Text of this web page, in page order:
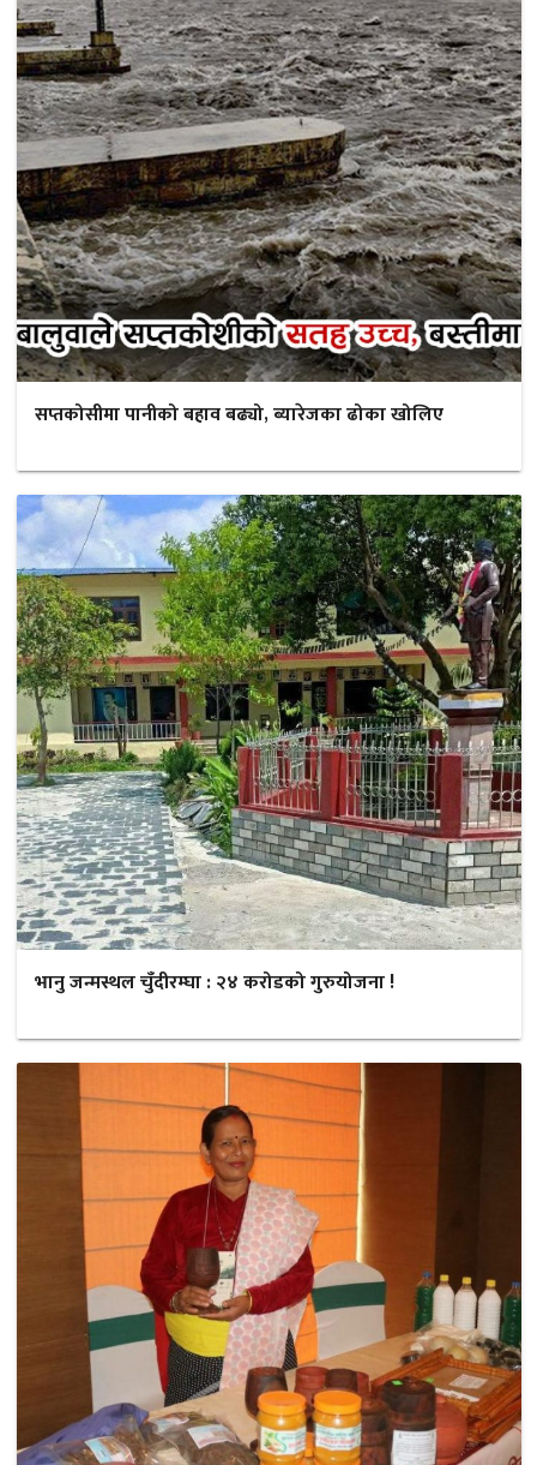
सप्तकोसीमा पानीको बहाव बढ्यो, ब्यारेजका ढोका खोलिए
भानु जन्मस्थल चुँदीरम्घा : २४ करोडको गुरुयोजना !